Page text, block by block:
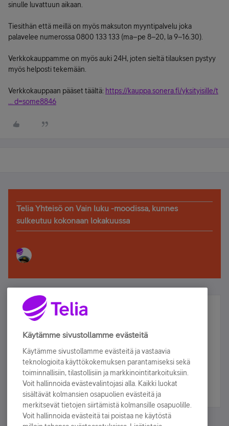
sinulle luvattuun aikaan.
Tiesithän että meillä on myös maksuton myyntipalvelu joka
palavelee numerossa 0800 133 133 (ma–pe 8–20, la 9–16.30).
Verkkokauppamme on myös auki 24H, joten sieltä tilauksen pystyy
myös helposti tekemään.
Verkkokauppaan pääset täältä: https://kauppa.sonera.fi/yksityisille/t
... d=some8846
Telia Yhteisö on Vain luku -moodissa, kunnes
sulkeutuu kokonaan lokakuussa
Älä jää paitsi – osallistu ja voita!
Tilaa Telian uutiskirje ja olet mukana arvonnassa.
sähköpostiisi.
Tilaa nyt
Käytämme sivustollamme evästeitä
Käytämme sivustollamme evästeitä ja vastaavia
teknologioita käyttökokemuksen parantamiseksi sekä
toiminnallisiin, tilastollisiin ja markkinointitarkoituksiin.
Voit hallinnoida evästevalintojasi alla. Kaikki luokat
sisältävät kolmansien osapuolien evästeitä ja
merkitsevät tietojen siirtämistä kolmansille osapuolille.
Voit hallinnoida evästeitä tai poistaa ne käytöstä